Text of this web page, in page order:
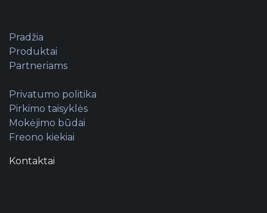
Pradžia
Produktai
Partneriams
Privatumo politika
Pirkimo taisyklės
Mokėjimo būdai
Freono kiekiai
Kontaktai